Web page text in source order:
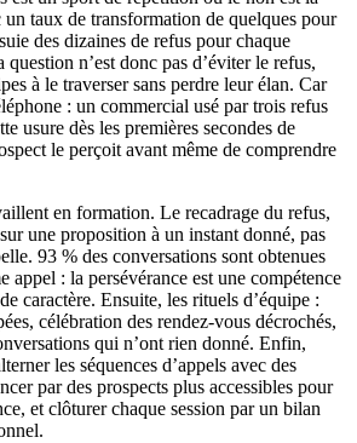
taux de transformation de quelques pour
des dizaines de refus pour chaque
n’est donc pas d’éviter le refus,
à le traverser sans perdre leur élan. Car
: un commercial usé par trois refus
usure dès les premières secondes de
le perçoit avant même de comprendre
en formation. Le recadrage du refus,
une proposition à un instant donné, pas
93 % des conversations sont obtenues
appel : la persévérance est une compétence
caractère. Ensuite, les rituels d’équipe :
célébration des rendez-vous décrochés,
qui n’ont rien donné. Enfin,
les séquences d’appels avec des
par des prospects plus accessibles pour
et clôturer chaque session par un bilan